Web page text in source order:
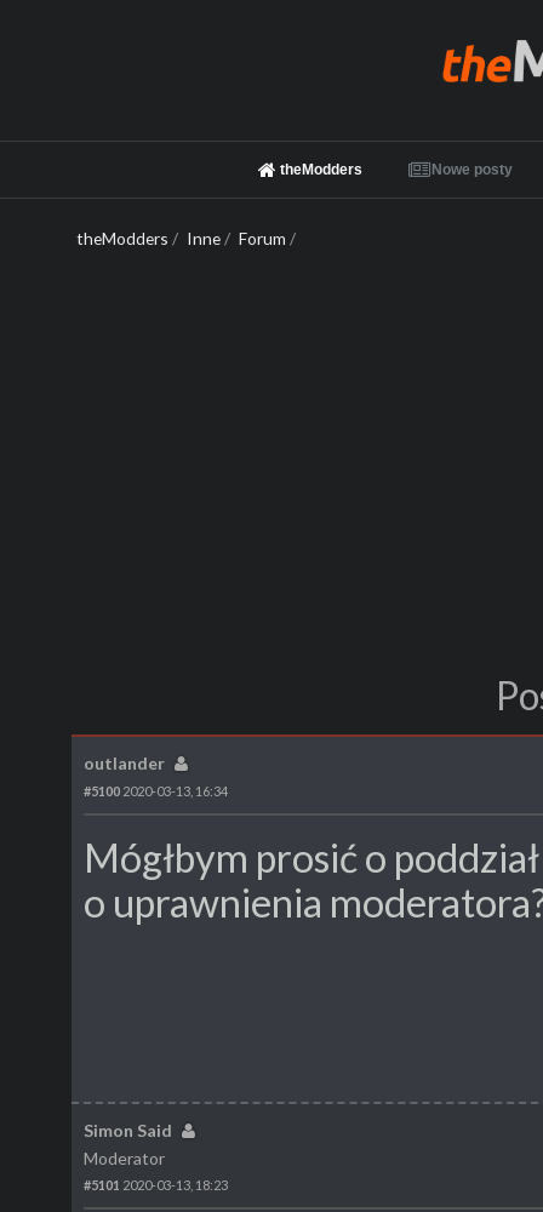
theModders Nowe posty
theModders / Inne/ Forum /
outlander
#5100 2020-03-13, 16:34
Mógłbym prosić o
o uprawnienia
Simon Said
Moderator
#5101 2020-03-13, 18:23